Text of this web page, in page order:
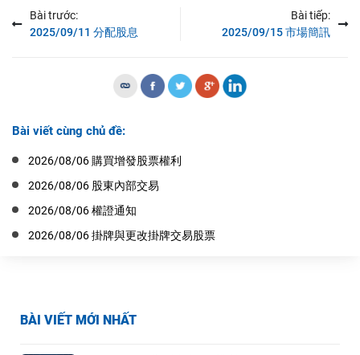
BÀI VIẾT MỚI NHẤT
Bài trước:
2025/09/11 分配股息
Bài tiếp:
2025/09/15 市場簡訊
Bài viết cùng chủ đề:
2026/08/06 購買增發股票權利
2026/08/06 股東內部交易
2026/08/06 權證通知
2026/08/06 掛牌與更改掛牌交易股票